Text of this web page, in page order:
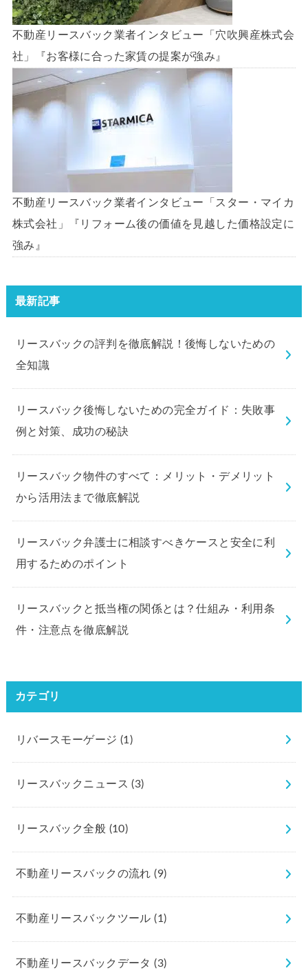
不動産リースバック業者インタビュー「穴吹興産株式会
社」『お客様に合った家賃の提案が強み』
不動産リースバック業者インタビュー「スター・マイカ
株式会社」『リフォーム後の価値を見越した価格設定に
強み』
最新記事
リースバックの評判を徹底解説！後悔しないための
全知識
リースバック後悔しないための完全ガイド：失敗事
例と対策、成功の秘訣
リースバック物件のすべて：メリット・デメリット
から活用法まで徹底解説
リースバック弁護士に相談すべきケースと安全に利
用するためのポイント
リースバックと抵当権の関係とは？仕組み・利用条
件・注意点を徹底解説
カテゴリ
リバースモーゲージ (1)
リースバックニュース(3)
リースバック全般 (10)
不動産リースバックの流れ(9)
不動産リースバックツール(1)
不動産リースバックデータ(3)